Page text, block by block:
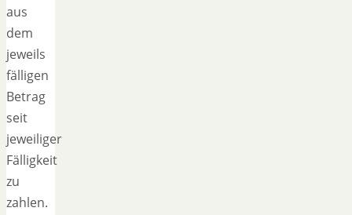
aus
dem
jeweils
fälligen
Betrag
seit
jeweiliger
Fälligkeit
zu
zahlen.